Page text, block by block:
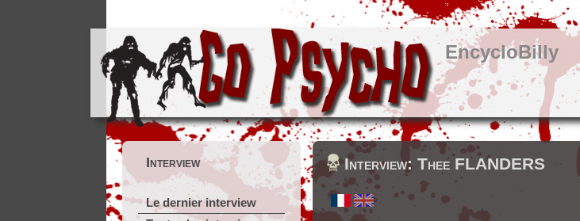
EncycloBilly
Interview
Le dernier interview
Interview: Thee FLANDERS